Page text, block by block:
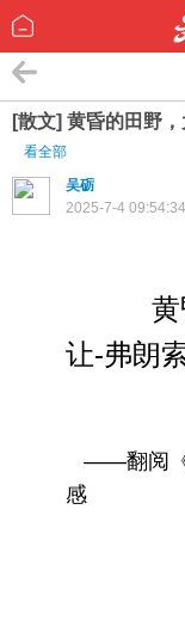
[散文] 黄昏的田野
看全部
吴砺
2025-7-4 09:54:34
让-弗朗
——翻阅《
感
第